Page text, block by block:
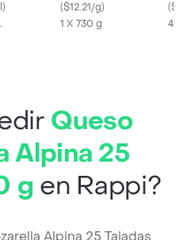
)
Esponjoso (730 Gr)
($12.21/g)
1 X 730 g
(
Queso
Alpina 25
g en Rappi?
Alpina 25 Tajadas